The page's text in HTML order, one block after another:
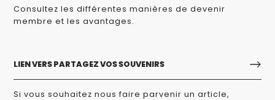
Consultez les différentes manières de devenir
membre et les avantages.
LIEN VERS PARTAGEZ VOS SOUVENIRS
Si vous souhaitez nous faire parvenir un article,